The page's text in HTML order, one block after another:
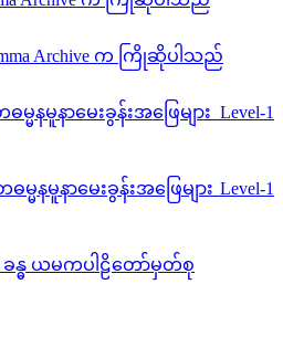
Archive က ကြိုဆိုပါသည်
မနမူနာမေးခွန်းအဖြေများ Level-1
မ္မနမူနာမေးခွန်းအဖြေများ Level-1
န္ဓ ယမကပါဠိတော်မှတ်စု